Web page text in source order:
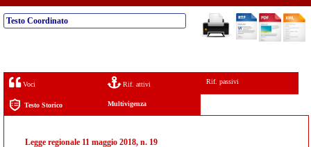
Testo Coordinato
Voci Rif. attivi Rif. passivi
Testo Storico Multivigenza
Legge regionale 11 maggio 2018, n. 19